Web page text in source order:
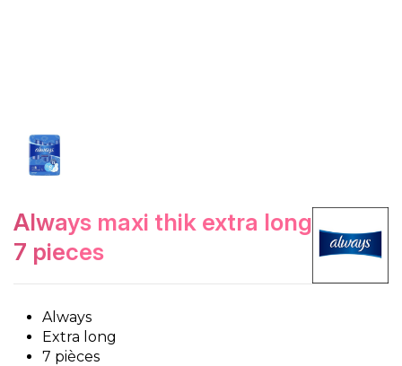
always maxi thik extra long
7 pieces
Always
Extra long
7 pièces